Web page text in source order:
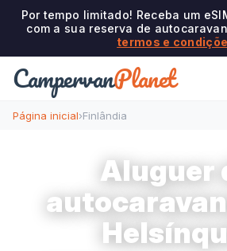
Por tempo limitado! Receba um
com a sua reserva de
termos e
CampervanPlanet
Página inicial›Finlândia
Aluguer